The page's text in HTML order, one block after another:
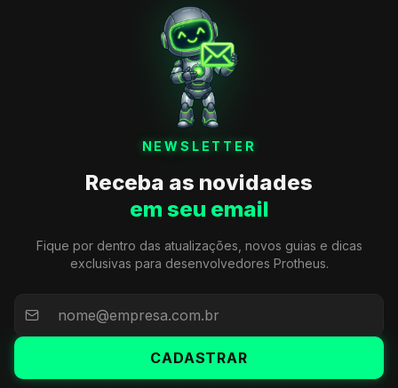
NEWSLETTER
Receba as novidades
em seu email
Fique por dentro das atualizações, novos guias e dicas
exclusivas para desenvolvedores Protheus.
CADASTRAR